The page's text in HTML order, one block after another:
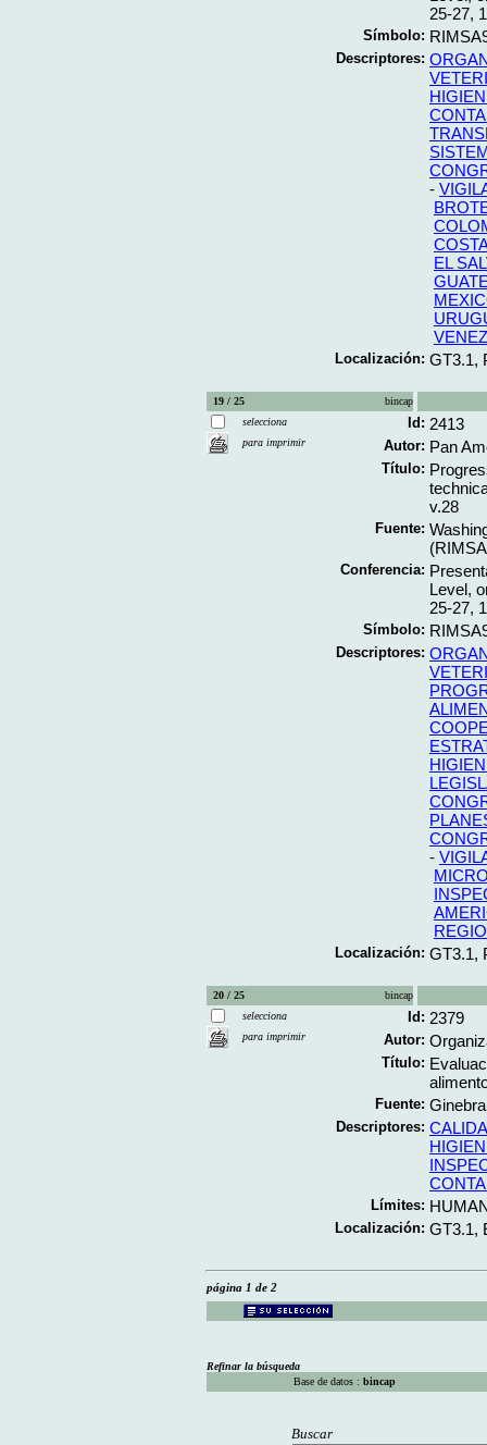
25-27,
Símbolo:
Descriptores:
-
EL
Localización: GT3.1,
19 / 25
bincap
selecciona
para imprimir
Id: 2413
Autor: Pan
Título:
v.28
Fuente:
Conferencia:
Level,
25-27,
Símbolo:
Descriptores:
-
Localización: GT3.1,
20 / 25
bincap
selecciona
para imprimir
Id: 2379
Autor:
Título:
Fuente:
Descriptores:
Límites:
Localización: GT3.1,
página 1 de 2
Refinar la búsqueda
Base de datos : bincap
Buscar